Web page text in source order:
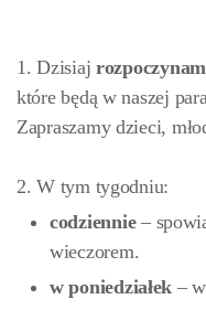
1. Dzisiaj
które będą w naszej
Zapraszamy dzieci,
2. W tym tygodniu:
codziennie–
wieczorem.
w poniedziałek –